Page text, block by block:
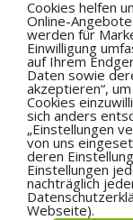
Cookies helfen
Online-
werden für
Einwilligung
auf Ihrem
Daten sowie
akzeptieren“,
Cookies
sich anders
„Einstellungen
von uns
deren
Einstellungen
nachträglich
Webseite).